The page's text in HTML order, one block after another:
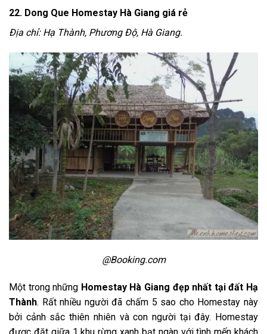
22. Dong Que Homestay Hà Giang giá rẻ
Địa chỉ: Hạ Thành, Phương Độ, Hà Giang.
@Booking.com
Một trong những Homestay Hà Giang đẹp nhất tại đất Hạ
Thành. Rất nhiều người đã chấm 5 sao cho Homestay này
bởi cảnh sắc thiên nhiên và con người tại đây. Homestay